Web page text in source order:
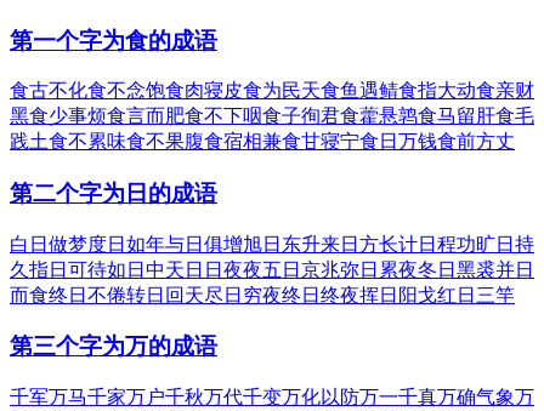
第一个字为食的成语
食古不化食不念饱食肉寝皮食为民天食鱼遇鲭食指大动食亲财
黑食少事烦食言而肥食不下咽食子徇君食藿悬鹑食马留肝食毛
践土食不累味食不果腹食宿相兼食甘寝宁食日万钱食前方丈
第二个字为日的成语
白日做梦度日如年与日俱增旭日东升来日方长计日程功旷日持
久 指日可待如日中天 日日夜夜五日京兆弥日累夜冬日黑裘并日
而食终日不倦转日回天尽日穷夜终日终夜挥日阳戈红日三竿
第三个字为万的成语
千军万马千家万户千秋万代千变万化以防万一千真万确气象万